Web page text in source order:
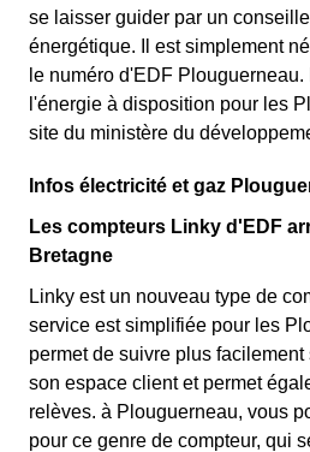
se laisser guider par un
énergétique. Il est simplement
le numéro d'EDF
l'énergie à disposition pour les
site du ministère du
Infos électricité et gaz
Les compteurs Linky d'EDF
Bretagne
Linky est un nouveau type de
service est simplifiée pour les
permet de suivre plus
son espace client et permet
relèves. à Plouguerneau, vous
pour ce genre de compteur, qui